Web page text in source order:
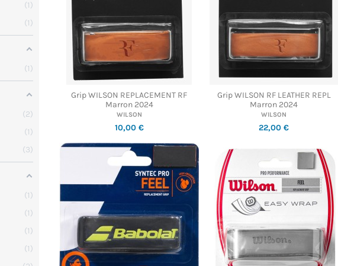
Grip WILSON REPLACEMENT RF
Marron 2024
WILSON
10,00 €
Grip WILSON RF LEATHER REPL
Marron 2024
WILSON
22,00 €
1
1
1
2
1
3
1
1
1
1